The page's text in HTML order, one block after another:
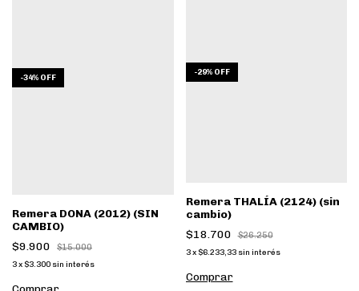
-34% OFF
Remera DONA (2012) (SIN
CAMBIO)
$9.900
$15.000
3x $3.300 sin interés
-29% OFF
Remera THALÍA (2124) (sin
cambio)
$18.700
$26.250
3 x $6.233,33 sin interés
Comprar